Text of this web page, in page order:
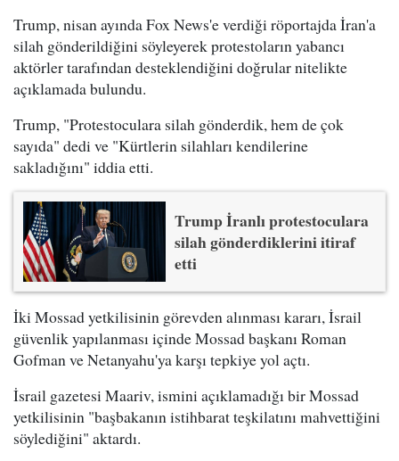
Trump, nisan ayında Fox News'e verdiği röportajda İran'a
silah gönderildiğini söyleyerek protestoların yabancı
aktörler tarafından desteklendiğini doğrular nitelikte
açıklamada bulundu.
Trump, "Protestoculara silah gönderdik, hem de çok
sayıda" dedi ve "Kürtlerin silahları kendilerine
sakladığını" iddia etti.
Trump İranlı protestoculara
silah gönderdiklerini itiraf
etti
İki Mossad yetkilisinin görevden alınması kararı, İsrail
güvenlik yapılanması içinde Mossad başkanı Roman
Gofman ve Netanyahu'ya karşı tepkiye yol açtı.
İsrail gazetesi Maariv, ismini açıklamadığı bir Mossad
yetkilisinin "başbakanın istihbarat teşkilatını mahvettiğini
söylediğini" aktardı.